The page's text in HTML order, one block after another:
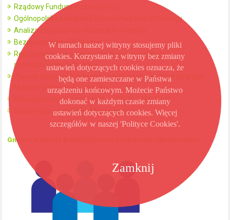
Rządowy Fundusz Rozwoju Dróg
Ogólnopolska Kampania Dzieciństwo bez Przemocy
Analiza zagrożeń na obszarach wodnych
Bezpieczeństwo Publiczne
Regulamin publikowania informacji w mediach
społecznościowych i www
Zasady dotyczące ochrony danych osobowych na fanpage
Miasta i Gminy na Facebooku
Klauzula informacyjna profil na FB dla UMiG Kikół
Budżet obywatelski dla Miasta Kikół
Gminna Komisja Rozwiązywania Problemów Alkoholowych
Zamknij
W ramach naszej witryny stosujemy pliki
cookies. Korzystanie z witryny bez zmiany
ustawień dotyczących cookies oznacza, że
będą one zamieszczane w Państwa
urządzeniu końcowym. Możecie Państwo
dokonać w każdym czasie zmiany
ustawień dotyczących cookies. Więcej
szczegółów w naszej 'Polityce Cookies'.